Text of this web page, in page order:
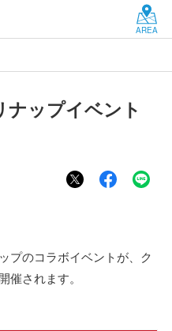
AREA
ナップイベント
プのコラボイベントが、ク
催されます。